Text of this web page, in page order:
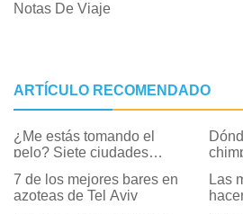
Notas De Viaje
ARTÍCULO RECOMENDADO
¿Me estás tomando el
pelo? Siete ciudades
de los niños
7 de los mejores bares en
azoteas de Tel Aviv
Las